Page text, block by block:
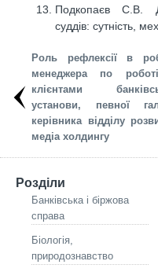
Подкопаєв С.В.
суддів: сутність,
Роль рефлексії в
менеджера по
клієнтами
установи, певної
керівника відділу
медіа холдингу
Розділи
Банківська і біржова
справа
Біологія,
природознавство